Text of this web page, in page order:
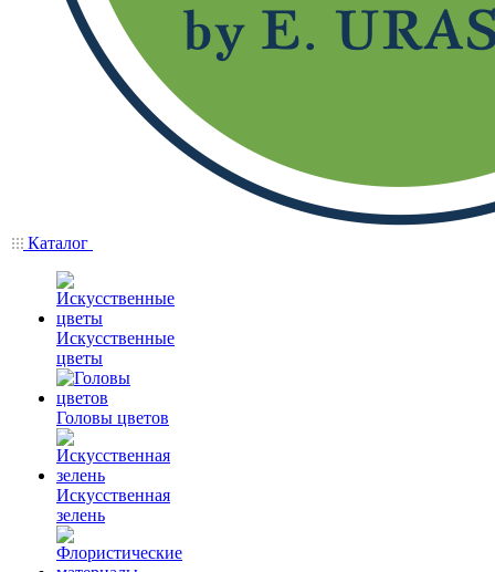
Каталог
Искусственные
цветы
Головы цветов
Искусственная
зелень